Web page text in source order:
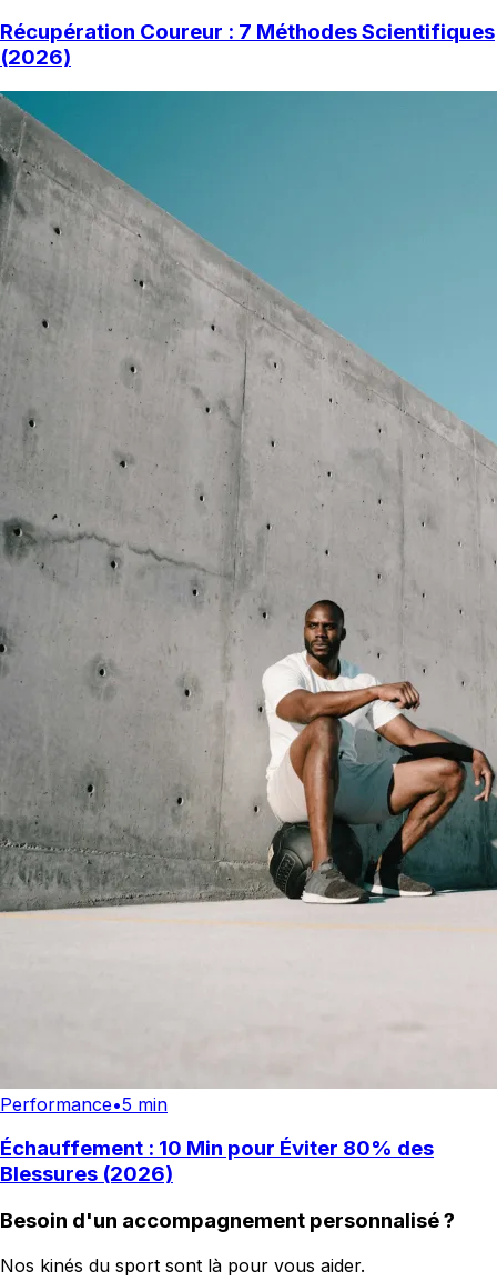
Récupération Coureur : 7 Méthodes Scientifiques
(2026)
Performance•5 min
Échauffement : 10 Min pour Éviter 80% des
Blessures (2026)
Besoin d'un accompagnement personnalisé ?
Nos kinés du sport sont là pour vous aider.